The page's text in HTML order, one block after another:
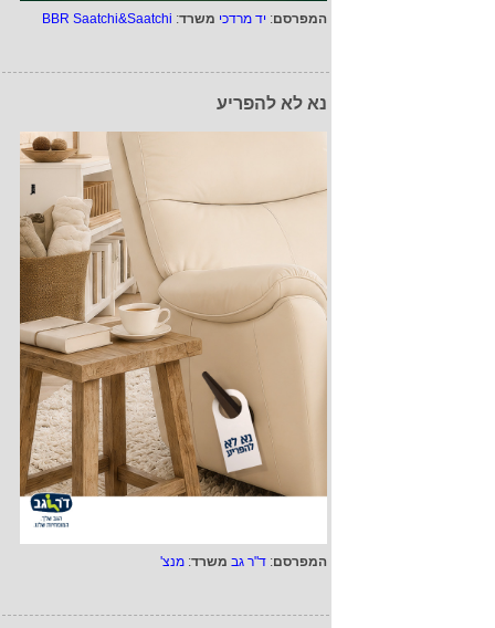
המפרסם: יד מרדכי משרד:
BBR Saatchi&Saatchi
נא לא להפריע
המפרסם: ד"ר גב משרד: מנצ'